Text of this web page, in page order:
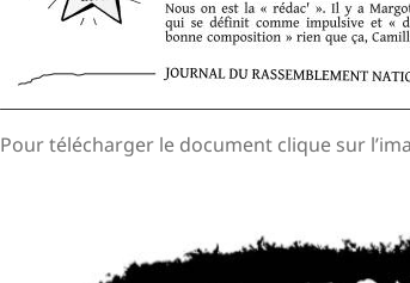
Pour télécharger le document clique sur